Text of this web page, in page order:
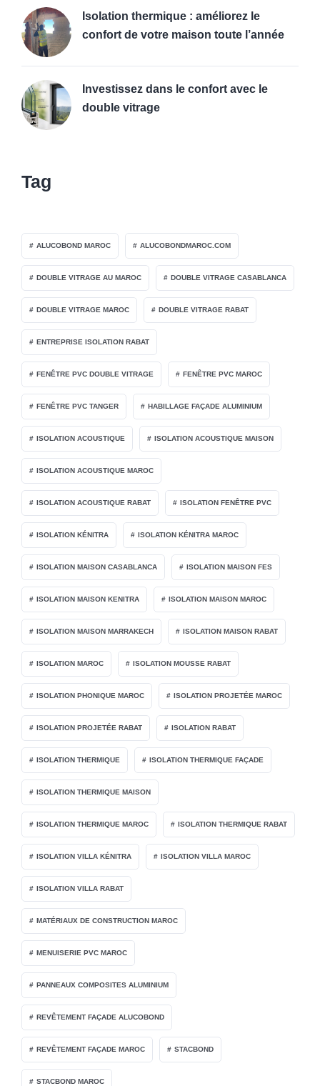
Isolation thermique : améliorez le
confort de votre maison toute l’année
Investissez dans le confort avec le
double vitrage
Tag
ALUCOBOND MAROC ALUCOBONDMAROC.COM
DOUBLE VITRAGE AU MAROC DOUBLE VITRAGE CASABLANCA
DOUBLE VITRAGE MAROC DOUBLE VITRAGE RABAT
ENTREPRISE ISOLATION RABAT
FENÊTRE PVC DOUBLE VITRAGE FENÊTRE PVC MAROC
FENÊTRE PVC TANGER HABILLAGE FAÇADE ALUMINIUM
ISOLATION ACOUSTIQUE ISOLATION ACOUSTIQUE MAISON
ISOLATION ACOUSTIQUE MAROC
ISOLATION ACOUSTIQUE RABAT ISOLATION FENÊTRE PVC
ISOLATION KÉNITRA ISOLATION KÉNITRA MAROC
ISOLATION MAISON CASABLANCA ISOLATION MAISON FES
ISOLATION MAISON KENITRA ISOLATION MAISON MAROC
ISOLATION MAISON MARRAKECH ISOLATION MAISON RABAT
ISOLATION MAROC ISOLATION MOUSSE RABAT
ISOLATION PHONIQUE MAROC ISOLATION PROJETÉE MAROC
ISOLATION PROJETÉE RABAT ISOLATION RABAT
ISOLATION THERMIQUE ISOLATION THERMIQUE FAÇADE
ISOLATION THERMIQUE MAISON
ISOLATION THERMIQUE MAROC ISOLATION THERMIQUE RABAT
ISOLATION VILLA KÉNITRA ISOLATION VILLA MAROC
ISOLATION VILLA RABAT
MATÉRIAUX DE CONSTRUCTION MAROC
MENUISERIE PVC MAROC
PANNEAUX COMPOSITES ALUMINIUM
REVÊTEMENT FAÇADE ALUCOBOND
REVÊTEMENT FAÇADE MAROC STACBOND
STACBOND MAROC